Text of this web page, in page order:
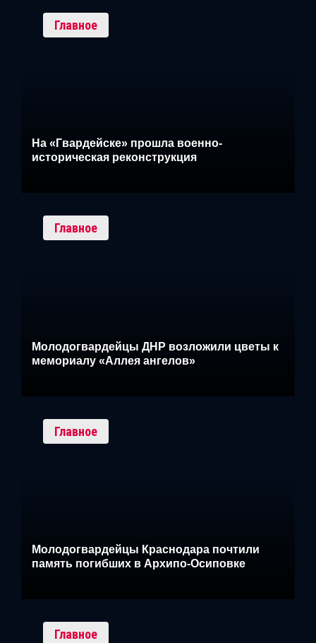
Главное
На «Гвардейске» прошла военно-
историческая реконструкция
Главное
Молодогвардейцы ДНР возложили цветы к
мемориалу «Аллея ангелов»
Главное
Молодогвардейцы Краснодара почтили
память погибших в Архипо-Осиповке
Главное